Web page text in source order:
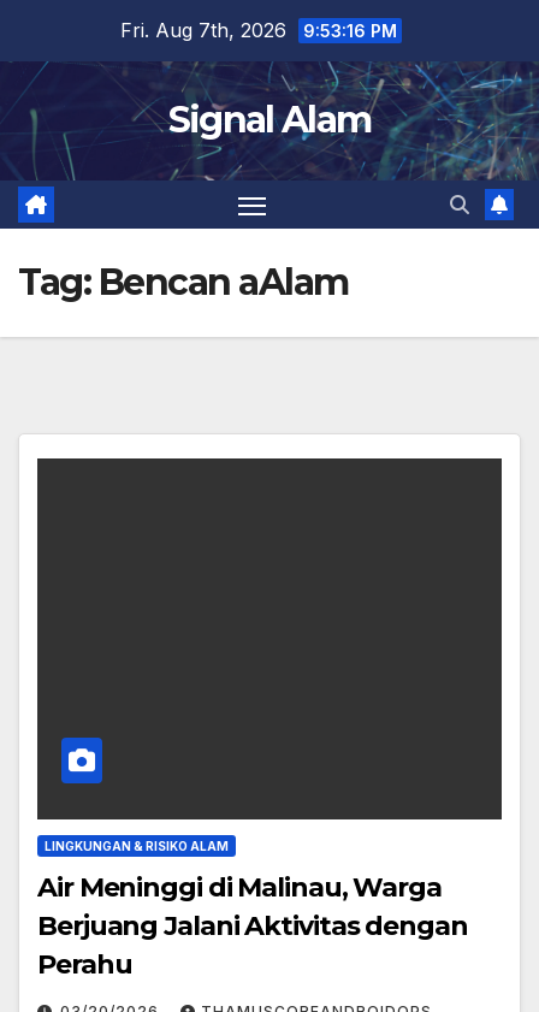
content
Fri. Aug 7th, 2026 9:53:16 PM
Signal Alam
Tag: Bencan aAlam
LINGKUNGAN & RISIKO ALAM
Air Meninggi di Malinau, Warga
Berjuang Jalani Aktivitas dengan
Perahu